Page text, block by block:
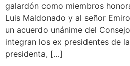
galardón como miembros
Luis Maldonado y al señor
un acuerdo unánime del
integran los ex presidentes de
presidenta, […]